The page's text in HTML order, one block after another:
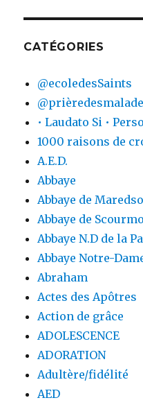
CATÉGORIES
@ecoledesSaints
• Laudato Si •
1000 raisons de
A.E.D.
Abbaye
Abbaye de
Abbaye de
Abbaye N.D de la
Abbaye Notre-
Abraham
Actes des Apôtres
Action de grâce
ADOLESCENCE
ADORATION
Adultère/fidélité
AED